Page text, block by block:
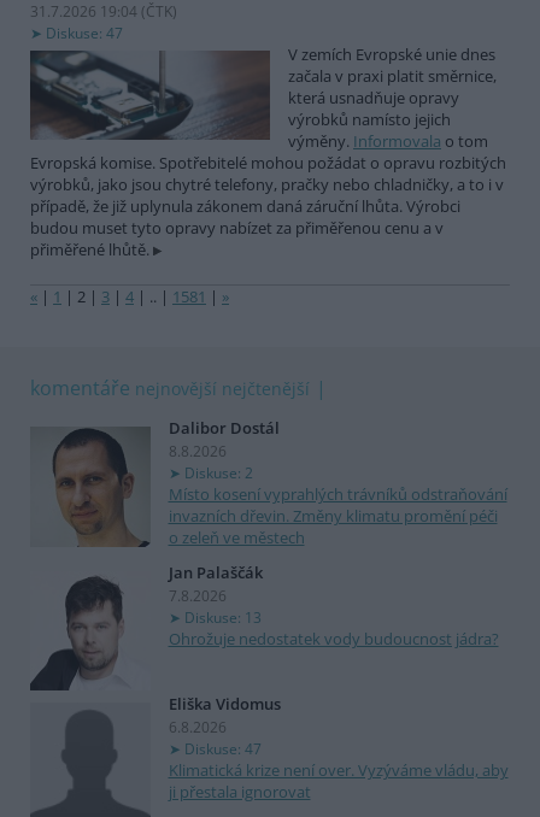
31.7.2026 19:04 (ČTK)
Diskuse: 47
V zemích Evropské unie dnes
začala v praxi platit směrnice,
která usnadňuje opravy
výrobků namísto jejich
výměny. Informovala o tom
Evropská komise. Spotřebitelé mohou požádat o opravu rozbitých
výrobků, jako jsou chytré telefony, pračky nebo chladničky, a to i v
případě, že již uplynula zákonem daná záruční lhůta. Výrobci
budou muset tyto opravy nabízet za přiměřenou cenu a v
přiměřené lhůtě.
« | 1 | 2 | 3 | 4 | .. | 1581 | »
komentáře nejnovější nejčtenější
Dalibor Dostál
8.8.2026
Diskuse: 2
Místo kosení vyprahlých trávníků odstraňování
invazních dřevin. Změny klimatu promění péči
o zeleň ve městech
Jan Palaščák
7.8.2026
Diskuse: 13
Ohrožuje nedostatek vody budoucnost jádra?
Eliška Vidomus
6.8.2026
Diskuse: 47
Klimatická krize není over. Vyzýváme vládu, aby
ji přestala ignorovat